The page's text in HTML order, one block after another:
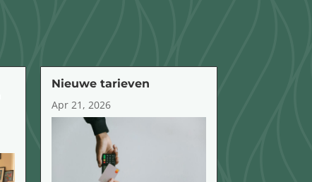
Nieuwe tarieven
Apr 21, 2026